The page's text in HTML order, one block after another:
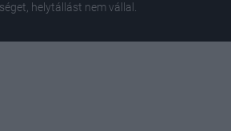
helytállást nem vállal.